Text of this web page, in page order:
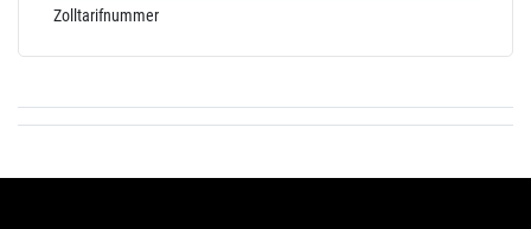
Zolltarifnummer